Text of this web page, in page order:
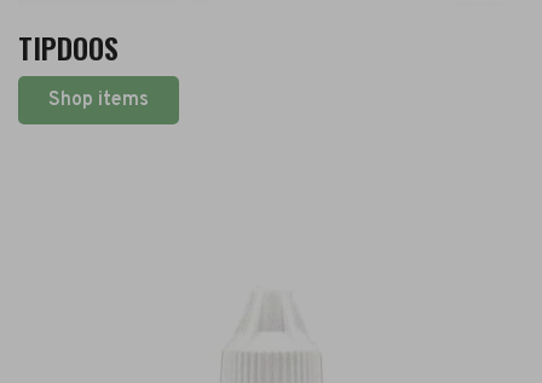
TIPDOOS
Shop items